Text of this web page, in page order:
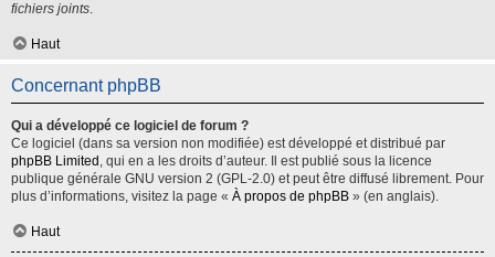
fichiers joints.
Haut
Concernant phpBB
Qui a développé ce logiciel de forum ?
Ce logiciel (dans sa version non modifiée) est développé et distribué par
phpBB Limited , qui en a les droits d’auteur. Il est publié sous la licence
publique générale GNU version 2 (GPL-2.0) et peut être diffusé librement. Pour
plus d’informations, visitez la page « À propos de phpBB » (en anglais).
Haut